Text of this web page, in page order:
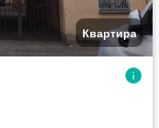
Квартира